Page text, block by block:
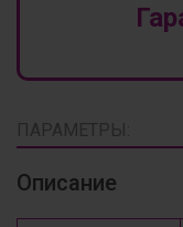
ПАРАМЕТРЫ:
Описание